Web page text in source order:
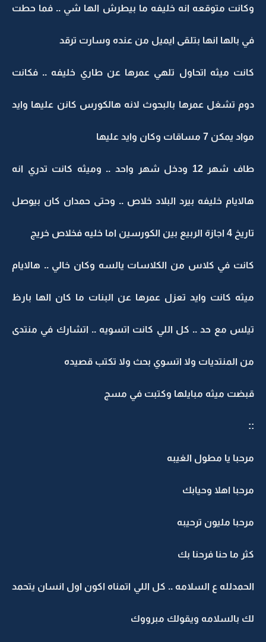
وكانت متوقعه انه خليفه ما بيطرش الها شي .. فما حطت
في بالها انها بتلقى ايميل من عنده وسارت ترقد
كانت ميثه اتحاول تلهي عمرها عن طاري خليفه .. فكانت
دوم تشغل عمرها بالبحوث لانه هالكورس كانن عليها وايد
مواد يمكن 7 مساقات وكان وايد عليها
طاف شهر 12 ودخل شهر واحد .. وميثه كانت تدري انه
هالايام خليفه بيرد البلاد خلاص .. وحتى حمدان كان بيوصل
تاريخ 4 اجازة الربيع بين الكورسين اما خليه فخلاص خريج
كانت في كلاس من الكلاسات يالسه وكان خالي .. هالايام
ميثه كانت وايد تعزل عمرها عن البنات ما كان الها بارظ
تيلس مع حد .. كل اللي كانت اتسويه .. اتشارك في منتدى
من المنتديات ولا اتسوي بحث ولا تكتب قصيده
قبضت ميثه مبايلها وكتبت في مسج
::
مرحبا يا مطول الغيبه
مرحبا اهلا وحيابك
مرحبا مليون ترحيبه
كثر ما حنا فرحنا بك
الحمدلله ع السلامه .. كل اللي اتمناه اكون اول انسان يتحمد
لك بالسلامه ويقولك مبرووك